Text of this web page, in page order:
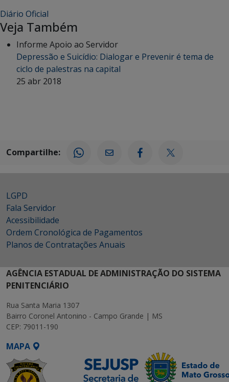
Diário Oficial
Veja Também
Informe Apoio ao Servidor
Depressão e Suicídio: Dialogar e Prevenir é tema de
ciclo de palestras na capital
25 abr 2018
Compartilhe:
LGPD
Fala Servidor
Acessibilidade
Ordem Cronológica de Pagamentos
Planos de Contratações Anuais
AGÊNCIA ESTADUAL DE ADMINISTRAÇÃO DO SISTEMA
PENITENCIÁRIO
Rua Santa Maria 1307
Bairro Coronel Antonino - Campo Grande | MS
CEP: 79011-190
MAPA